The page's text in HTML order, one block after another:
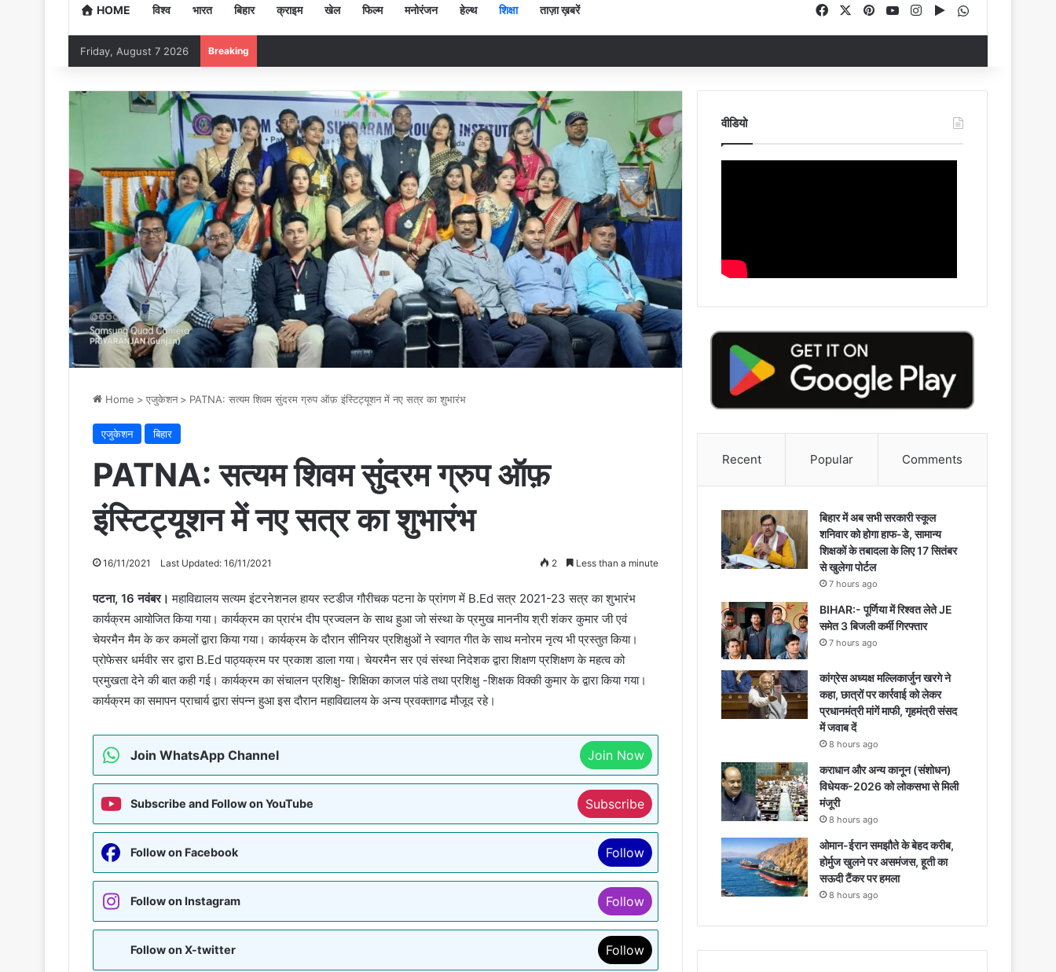
HOME विश्व भारत बिहार क्राइम खेल फिल्म मनोरंजन हेल्थ शिक्षा ताज़ा ख़बरें FacebookPinterestYouTubeInstagram
Google Play
Friday, August 7 2026 Breaking
Home > एजुकेशन > PATNA: सत्यम शिवम सुंदरम ग्रुप ऑफ़ इंस्टिट्यूशन में नए सत्र का शुभारंभ
एजुकेशन बिहार
PATNA: सत्यम शिवम सुंदरम ग्रुप ऑफ़
इंस्टिट्यूशन में नए सत्र का शुभारंभ
16/11/2021 Last Updated: 16/11/2021 2 Less than a minute
पटना, 16 नवंबर। महाविद्यालय सत्यम इंटरनेशनल हायर स्टडीज गौरीचक पटना के प्रांगण में B.Ed सत्र 2021-23 सत्र का शुभारंभ
कार्यक्रम आयोजित किया गया। कार्यक्रम का प्रारंभ दीप प्रज्वलन के साथ हुआ जो संस्था के प्रमुख माननीय श्री शंकर कुमार जी एवं
चेयरमैन मैम के कर कमलों द्वारा किया गया। कार्यक्रम के दौरान सीनियर प्रशिक्षुओं ने स्वागत गीत के साथ मनोरम नृत्य भी प्रस्तुत किया।
प्रोफेसर धर्मवीर सर द्वारा B.Ed पाठ्यक्रम पर प्रकाश डाला गया। चेयरमैन सर एवं संस्था निदेशक द्वारा शिक्षण प्रशिक्षण के महत्व को
प्रमुखता देने की बात कही गई। कार्यक्रम का संचालन प्रशिक्षु- शिक्षिका काजल पांडे तथा प्रशिक्षु -शिक्षक विक्की कुमार के द्वारा किया गया।
कार्यक्रम का समापन प्राचार्य द्वारा संपन्न हुआ इस दौरान महाविद्यालय के अन्य प्रवक्तागढ मौजूद रहे।
Join WhatsApp Channel Join Now
Subscribe and Follow on YouTube Subscribe
Follow on Facebook Follow
Follow on Instagram Follow
Follow on X-twitter Follow
वीडियो
Recent Popular Comments
बिहार में अब सभी सरकारी स्कूल
शनिवार को होगा हाफ-डे, सामान्य
शिक्षकों के तबादला के लिए 17 सितंबर
से खुलेगा पोर्टल
7 hours ago
BIHAR:- पूर्णिया में रिश्वत लेते JE
समेत 3 बिजली कर्मी गिरफ्तार
7 hours ago
कांग्रेस अध्यक्ष मल्लिकार्जुन खरगे ने
कहा, छात्रों पर कार्रवाई को लेकर
प्रधानमंत्री मांगें माफी, गृहमंत्री संसद
में जवाब दें
8 hours ago
कराधान और अन्य कानून (संशोधन)
विधेयक-2026 को लोकसभा से मिली
मंजूरी
8 hours ago
ओमान-ईरान समझौते के बेहद करीब,
होर्मुज खुलने पर असमंजस, हूती का
सऊदी टैंकर पर हमला
8 hours ago